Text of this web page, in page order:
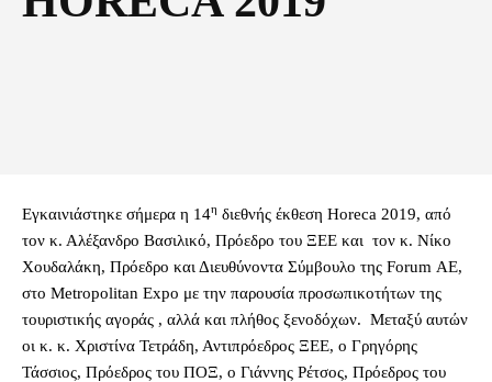
Eγκαινιάστηκε σήμερα η 14η διεθνής έκθεση Horeca 2019, από
τον κ. Αλέξανδρο Βασιλικό, Πρόεδρο του ΞΕΕ και τον κ. Νίκο
Χουδαλάκη, Πρόεδρο και Διευθύνοντα Σύμβουλο της Forum ΑΕ,
στο Metropolitan Expo με την παρουσία προσωπικοτήτων της
τουριστικής αγοράς , αλλά και πλήθος ξενοδόχων. Μεταξύ αυτών
οι κ. κ. Χριστίνα Τετράδη, Αντιπρόεδρος ΞΕΕ, ο Γρηγόρης
Τάσσιος, Πρόεδρος του ΠΟΞ, ο Γιάννης Ρέτσος, Πρόεδρος του